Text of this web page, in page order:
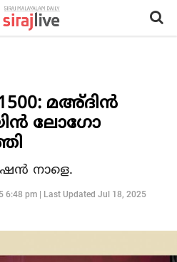
മഅ്ദിന്‍
ലോഗോ
നാളെ.
6:48 pm| Last Updated Jul 18, 2025